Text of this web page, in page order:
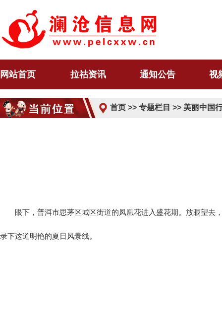
网站首页 拉祜资讯 通知公告 视
首页 >> 专题栏目 >> 美丽中国
眼下，普洱市思茅区城区街道的凤凰花进入盛花期。放眼望
录下这道明艳的夏日风景线。